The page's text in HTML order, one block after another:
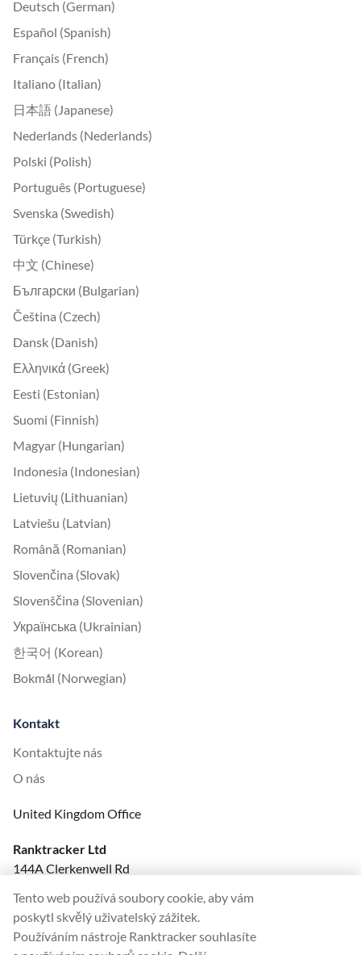
Deutsch (German)
Español (Spanish)
Français (French)
Italiano (Italian)
日本語 (Japanese)
Nederlands (Nederlands)
Polski (Polish)
Português (Portuguese)
Svenska (Swedish)
Türkçe (Turkish)
中文 (Chinese)
Български (Bulgarian)
Čeština (Czech)
Dansk (Danish)
Ελληνικά (Greek)
Eesti (Estonian)
Suomi (Finnish)
Magyar (Hungarian)
Indonesia (Indonesian)
Lietuvių (Lithuanian)
Latviešu (Latvian)
Română (Romanian)
Slovenčina (Slovak)
Slovenščina (Slovenian)
Українська (Ukrainian)
한국어 (Korean)
Bokmål (Norwegian)
Kontakt
Kontaktujte nás
O nás
United Kingdom Office
Ranktracker Ltd
144A Clerkenwell Rd
Company No: 08820809
felix@ranktracker.com
Tento web používá soubory cookie, aby vám
poskytl skvělý uživatelský zážitek.
Používáním nástroje Ranktracker souhlasíte